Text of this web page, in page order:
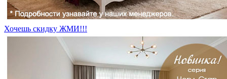
Хочешь скидку ЖМИ!!!